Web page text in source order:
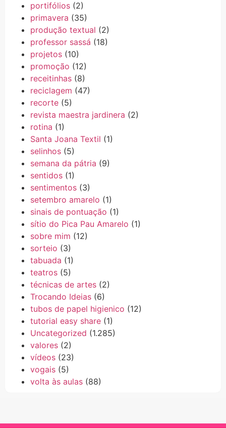
portifólios (2)
primavera (35)
produção textual (2)
professor sassá (18)
projetos (10)
promoção (12)
receitinhas (8)
reciclagem (47)
recorte (5)
revista maestra jardinera (2)
rotina (1)
Santa Joana Textil (1)
selinhos (5)
semana da pátria (9)
sentidos (1)
sentimentos (3)
setembro amarelo (1)
sinais de pontuação (1)
sítio do Pica Pau Amarelo (1)
sobre mim (12)
sorteio (3)
tabuada (1)
teatros (5)
técnicas de artes (2)
Trocando Ideias (6)
tubos de papel higienico (12)
tutorial easy share (1)
Uncategorized (1.285)
valores (2)
vídeos (23)
vogais (5)
volta às aulas (88)